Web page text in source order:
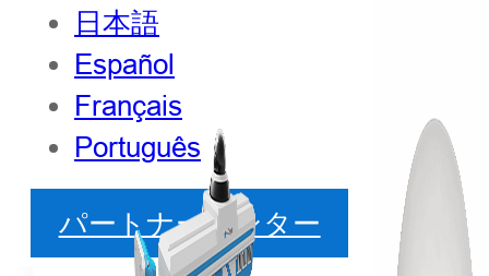
日本語
Español
Français
Português
パートナーセンター